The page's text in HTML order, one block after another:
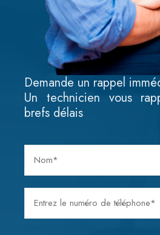
Demande un rappel
Un technicien vous
brefs délais